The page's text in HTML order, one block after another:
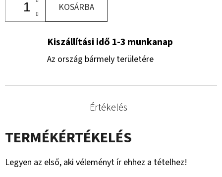
KOSÁRBA
Kiszállítási idő 1-3 munkanap
Az ország bármely területére
Értékelés
TERMÉKÉRTÉKELÉS
Legyen az első, aki véleményt ír ehhez a tételhez!